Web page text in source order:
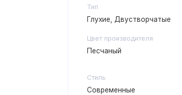
Тип
Глухие, Двустворчатые
Цвет производителя
Песчаный
Стиль
Современные